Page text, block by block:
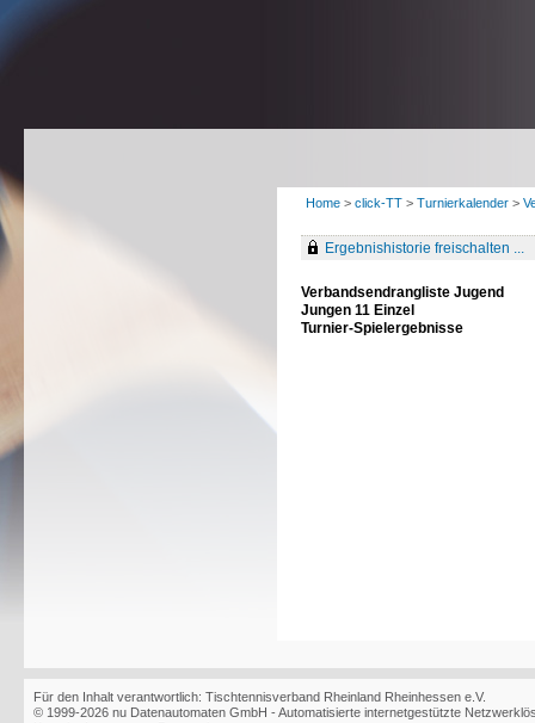
Home > click-TT > Turnierkalender >
Ergebnishistorie freischalten ...
Verbandsendrangliste Jugend
Jungen 11 Einzel
Turnier-Spielergebnisse
Für den Inhalt verantwortlich: Tischtennisverband Rheinland Rheinhessen e.V.
© 1999-2026 nu Datenautomaten GmbH - Automatisierte internetgestützte